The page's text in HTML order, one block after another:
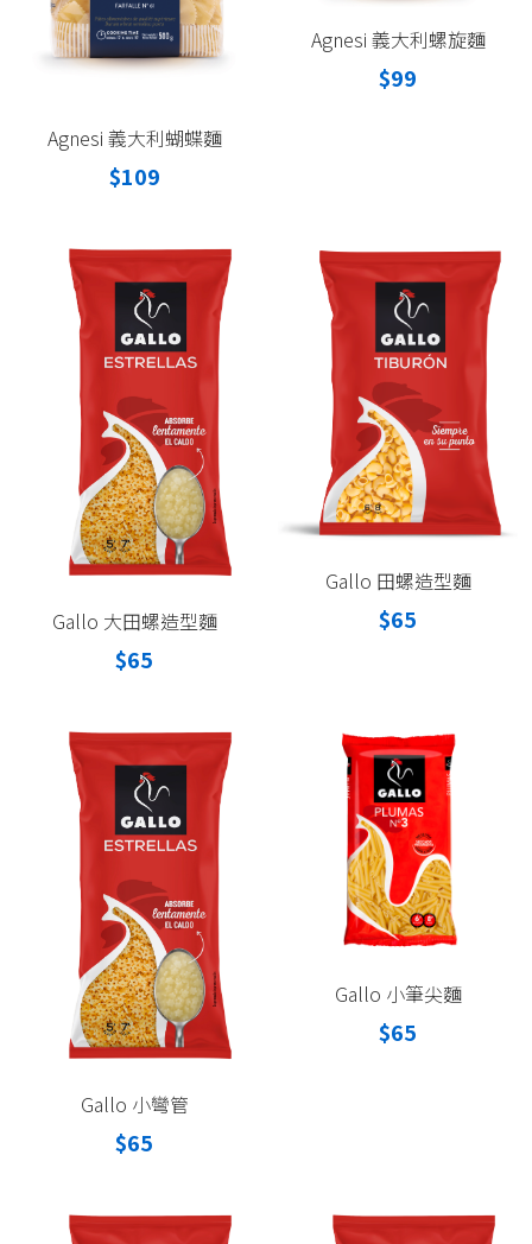
Agnesi 義大利蝴蝶麵
$109
Agnesi 義大利螺旋麵
$99
Gallo 大田螺造型麵
$65
Gallo 田螺造型麵
$65
Gallo 小彎管
$65
Gallo 小筆尖麵
$65